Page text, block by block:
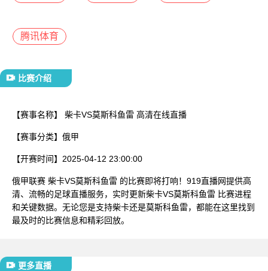
腾讯体育
比赛介绍
【赛事名称】 柴卡VS莫斯科鱼雷 高清在线直播
【赛事分类】 俄甲
【开赛时间】 2025-04-12 23:00:00
俄甲联赛 柴卡VS莫斯科鱼雷 的比赛即将打响！919直播网提供高
清、流畅的足球直播服务，实时更新柴卡VS莫斯科鱼雷 比赛进程
和关键数据。无论您是支持柴卡还是莫斯科鱼雷，都能在这里找到
最及时的比赛信息和精彩回放。
更多直播